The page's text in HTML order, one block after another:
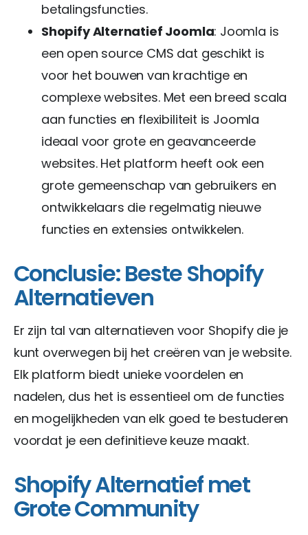
betalingsfuncties.
Shopify Alternatief Joomla: Joomla is
een open source CMS dat geschikt is
voor het bouwen van krachtige en
complexe websites. Met een breed scala
aan functies en flexibiliteit is Joomla
ideaal voor grote en geavanceerde
websites. Het platform heeft ook een
grote gemeenschap van gebruikers en
ontwikkelaars die regelmatig nieuwe
functies en extensies ontwikkelen.
Conclusie: Beste Shopify
Alternatieven
Er zijn tal van alternatieven voor Shopify die je
kunt overwegen bij het creëren van je website.
Elk platform biedt unieke voordelen en
nadelen, dus het is essentieel om de functies
en mogelijkheden van elk goed te bestuderen
voordat je een definitieve keuze maakt.
Shopify Alternatief met
Grote Community